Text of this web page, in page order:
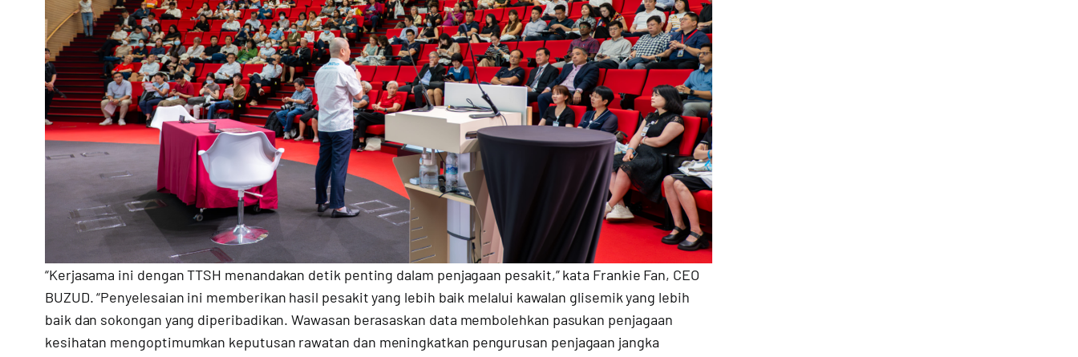
“Kerjasama ini dengan TTSH menandakan detik penting dalam penjagaan pesakit,” kata Frankie Fan, CEO
BUZUD. “Penyelesaian ini memberikan hasil pesakit yang lebih baik melalui kawalan glisemik yang lebih
baik dan sokongan yang diperibadikan. Wawasan berasaskan data membolehkan pasukan penjagaan
kesihatan mengoptimumkan keputusan rawatan dan meningkatkan pengurusan penjagaan jangka